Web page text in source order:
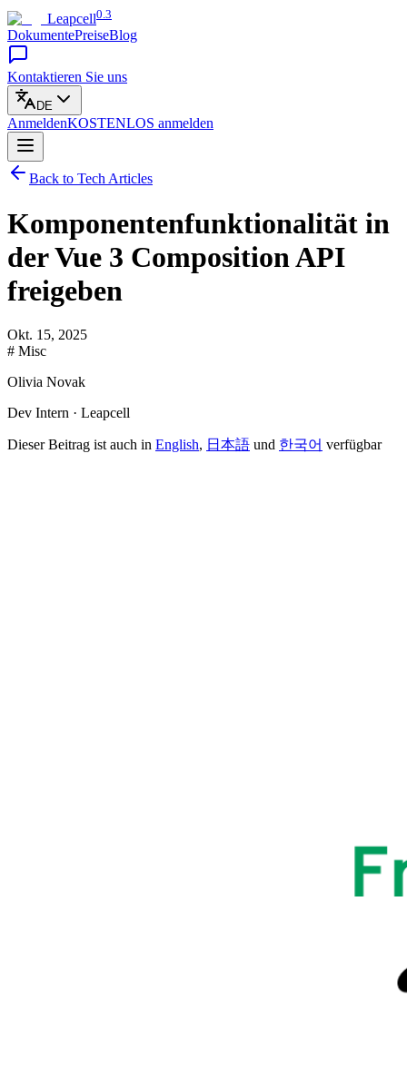
Leapcell0.3
DokumentePreiseBlog
Kontaktieren Sie uns
DE
AnmeldenKOSTENLOS anmelden
Back to Tech Articles
Komponentenfunktionalität in
der Vue 3 Composition API
freigeben
Okt. 15, 2025
# Misc
Olivia Novak
Dev Intern · Leapcell
Dieser Beitrag ist auch in English, 日本語 und 한국어 verfügbar